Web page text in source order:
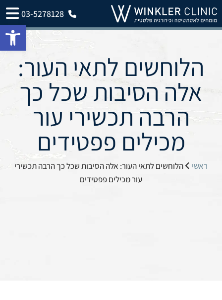
03-5278128
הלוחשים לתאי העור:
אלה הסיבות שכל כך
הרבה תכשירי עור
מכילים פפטידים
ראשי
הלוחשים לתאי העור: אלה הסיבות שכל כך הרבה תכשירי
עור מכילים פפטידים